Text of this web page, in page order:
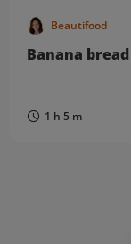
Beautifood
Banana bread
1 h 5 m